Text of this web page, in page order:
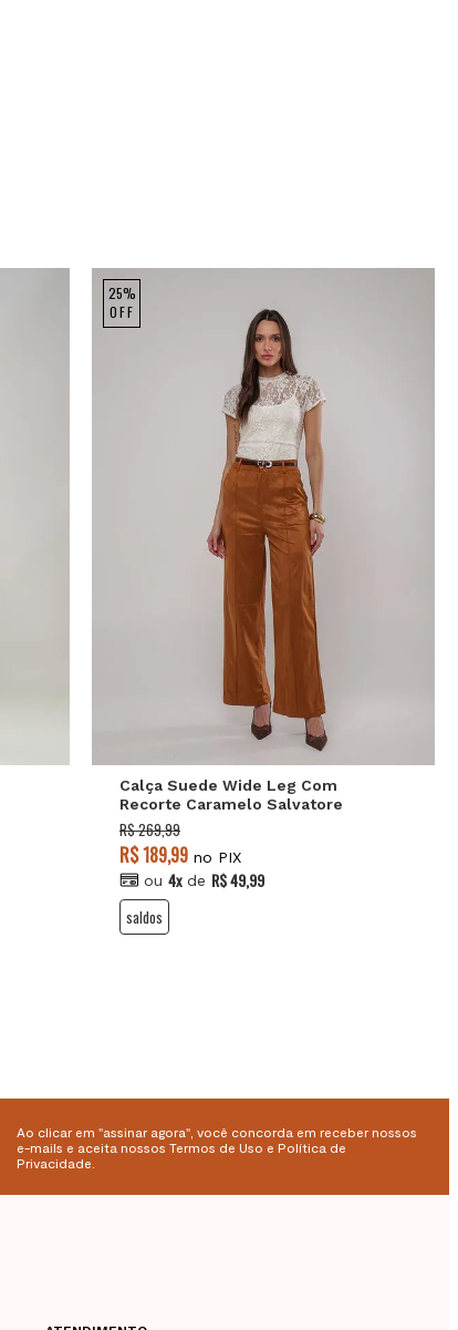
25%
OFF
M G
Calça Suede Wide Leg Com
Recorte Caramelo Salvatore
R$ 269,99
R$ 189,99 no PIX
ou 4x de R$ 49,99
saldos
Ao clicar em "assinar agora", você concorda em receber nossos
e-mails e aceita nossos Termos de Uso e Política de
Privacidade.